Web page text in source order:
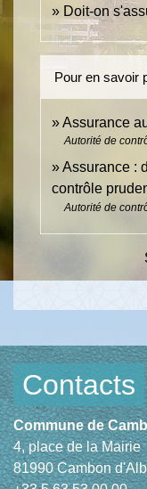
Doit-on
Pour en savoir
Assurance
Autorité de
Assurance :
contrôle
Autorité de
Contacts
Commune de
4, place de la Mairie
81990 Cambon